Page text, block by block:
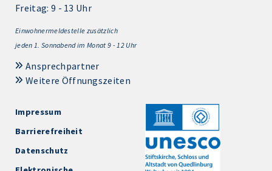
Freitag: 9 - 13 Uhr
Einwohnermeldestelle zusätzlich
jeden 1. Sonnabend im Monat 9 - 12 Uhr
Ansprechpartner
Weitere Öffnungszeiten
Impressum
Barrierefreiheit
Datenschutz